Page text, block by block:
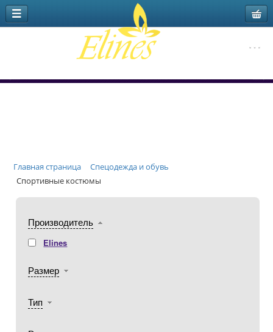
Главная страница
Спецодежда и обувь
Спортивные костюмы
Производитель
Elines
Размер
Тип